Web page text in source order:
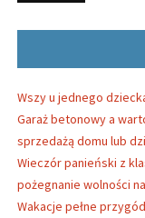
Wszy u jednego
Garaż betonowy a
sprzedażą domu lub
Wieczór panieński z
pożegnanie wolności
Wakacje pełne